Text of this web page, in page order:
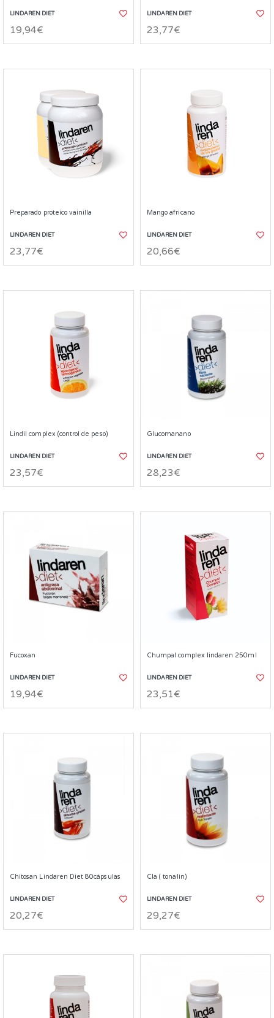
LINDAREN DIET
19,94€
LINDAREN DIET
23,77€
Preparado proteico vainilla
LINDAREN DIET
23,77€
Mango africano
LINDAREN DIET
20,66€
Lindil complex (control de peso)
LINDAREN DIET
23,57€
Glucomanano
LINDAREN DIET
28,23€
Fucoxan
LINDAREN DIET
19,94€
Chumpal complex lindaren 250ml
LINDAREN DIET
23,51€
Chitosan Lindaren Diet 80càpsulas
LINDAREN DIET
20,27€
Cla ( tonalin)
LINDAREN DIET
29,27€